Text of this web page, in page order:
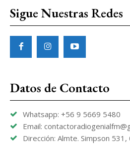
Sigue Nuestras Redes
Datos de Contacto
Whatsapp: +56 9 5669 5480
Email:
Dirección: Almte. Simpson 531,